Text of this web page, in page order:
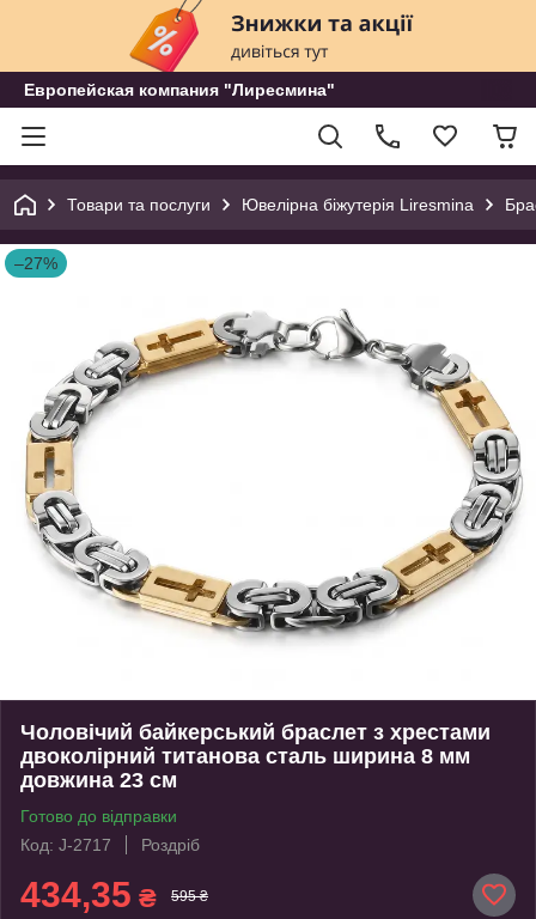
Европейская компания "Лиресмина"
Товари та послуги Ювелірна біжутерія Liresmina
–27%
Чоловічий байкерський браслет з хрестами
двоколірний титанова сталь ширина 8 мм
довжина 23 см
Готово до відправки
Код: J-2717
Роздріб
434,35 ₴ 595 ₴